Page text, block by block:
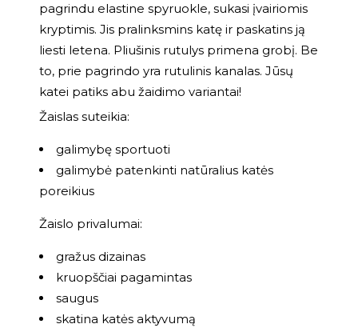
pagrindu elastine spyruokle, sukasi įvairiomis
kryptimis. Jis pralinksmins katę ir paskatins ją
liesti letena. Pliušinis rutulys primena grobį. Be
to, prie pagrindo yra rutulinis kanalas. Jūsų
katei patiks abu žaidimo variantai!
Žaislas suteikia:
galimybę sportuoti
galimybė patenkinti natūralius katės
poreikius
Žaislo privalumai:
gražus dizainas
kruopščiai pagamintas
saugus
skatina katės aktyvumą